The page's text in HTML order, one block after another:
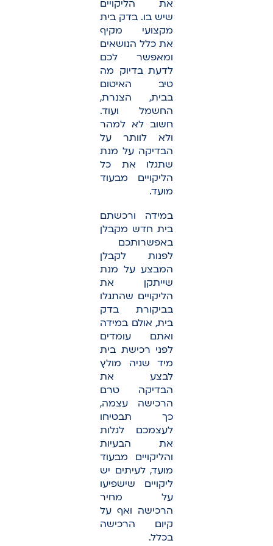
את הליקויים
שיש בו. בדק בית
מקצועי מקיף
את כלל הנושאים
ומאפשר לכם
לדעת בדיוק מה
טיב האיטום
בבית, הצנרת,
החשמל ועוד.
חשוב לא למהר
ולא לוותר על
הבדיקה על מנת
שתגלו את כל
הליקויים מבעוד
מועד.
במידה ורכשתם
בית חדש מקבלן
באפשרותכם
לפנות לקבלן
המבצע על מנת
שייתקן את
הליקויים שהתגלו
בביקורת בדק
בית, אולם במידה
ואתם עומדים
לפני רכישת בית
מיד שניה מולץ
לבצע את
הבדיקה טרם
הרכישה עצמה,
כך תבטיחו
לעצמכם לגלות
את הבעיות
והליקויים מבעוד
מועד, לעיתים יש
ליקויים שישפיעו
על מחיר
הרכישה ואף על
קיום הרכישה
בכלל.